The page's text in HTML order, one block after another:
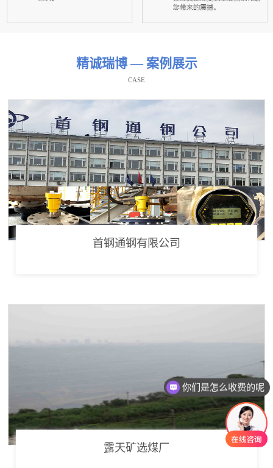
精诚瑞博 — 案例展示
CASE
首钢通钢有限公司
露天矿选煤厂
你们是怎么收费的呢